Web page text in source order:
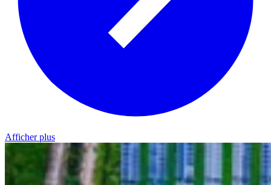
Afficher plus